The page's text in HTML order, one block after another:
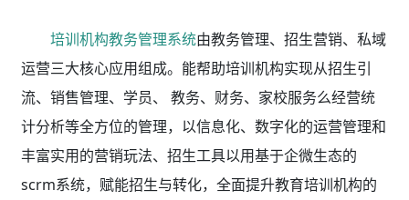
培训机构教务管理系统由教务管理、招生营销、私域
运营三大核心应用组成。能帮助培训机构实现从招生引
流、销售管理、学员、 教务、财务、家校服务么经营统
计分析等全方位的管理，以信息化、数字化的运营管理和
丰富实用的营销玩法、招生工具以用基于企微生态的
scrm系统，赋能招生与转化，全面提升教育培训机构的